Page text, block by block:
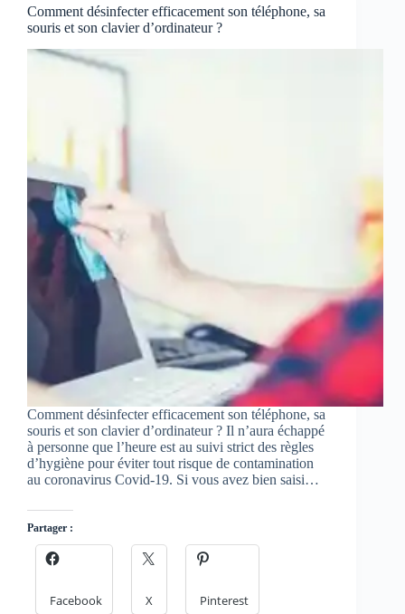
Comment désinfecter efficacement son téléphone, sa
souris et son clavier d’ordinateur ?
Comment désinfecter efficacement son téléphone, sa
souris et son clavier d’ordinateur ? Il n’aura échappé
à personne que l’heure est au suivi strict des règles
d’hygiène pour éviter tout risque de contamination
au coronavirus Covid-19. Si vous avez bien saisi…
Partager :
Facebook X Pinterest